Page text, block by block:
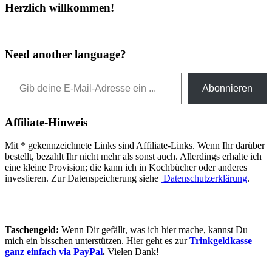
Herzlich willkommen!
Need another language?
Gib deine E-Mail-Adresse ein ...
Abonnieren
Affiliate-Hinweis
Mit * gekennzeichnete Links sind Affiliate-Links. Wenn Ihr darüber
bestellt, bezahlt Ihr nicht mehr als sonst auch. Allerdings erhalte ich
eine kleine Provision; die kann ich in Kochbücher oder anderes
investieren. Zur Datenspeicherung siehe Datenschutzerklärung.
Taschengeld: Wenn Dir gefällt, was ich hier mache, kannst Du
mich ein bisschen unterstützen. Hier geht es zurTrinkgeldkasse
ganz einfach via PayPal. Vielen Dank!